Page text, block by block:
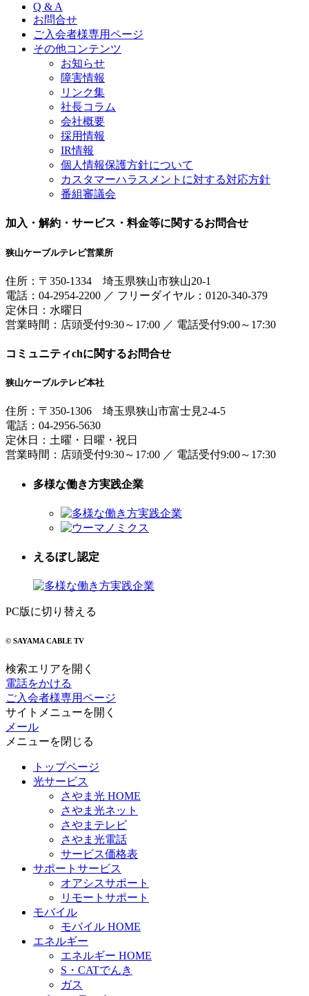
Q & A
お問合せ
ご入会者様専用ページ
その他コンテンツ
お知らせ
障害情報
リンク集
社長コラム
会社概要
採用情報
IR情報
個人情報保護方針について
カスタマーハラスメントに対する対応方針
番組審議会
加入・解約・サービス・料金等に関するお問合せ
狭山ケーブルテレビ営業所
住所： 〒350-1334 埼玉県狭山市狭山20-1
電話： 04-2954-2200 ／ フリーダイヤル：0120-340-379
定休日：水曜日
営業時間： 店頭受付9:30～17:00 ／ 電話受付9:00～17:30
コミュニティchに関するお問合せ
狭山ケーブルテレビ本社
住所： 〒350-1306 埼玉県狭山市富士見2-4-5
電話： 04-2956-5630
定休日：土曜・日曜・祝日
営業時間： 店頭受付9:30～17:00 ／ 電話受付9:00～17:30
多様な働き方実践企業
えるぼし認定
PC版に切り替える
© SAYAMA CABLE TV
検索エリアを開く
電話をかける
ご入会者様専用ページ
サイトメニューを開く
メール
メニューを閉じる
トップページ
光サービス
さやま光 HOME
さやま光ネット
さやまテレビ
さやま光電話
サービス価格表
サポートサービス
オアシスサポート
リモートサポート
モバイル
モバイル HOME
エネルギー
エネルギー HOME
S・CATでんき
ガス